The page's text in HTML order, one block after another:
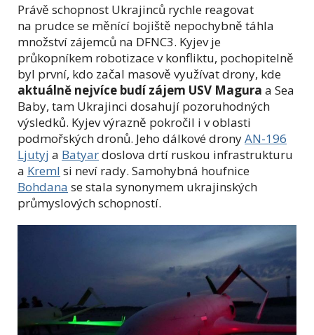
Právě schopnost Ukrajinců rychle reagovat
na prudce se měnící bojiště nepochybně táhla
množství zájemců na DFNC3. Kyjev je
průkopníkem robotizace v konfliktu, pochopitelně
byl první, kdo začal masově využívat drony, kde
aktuálně nejvíce budí zájem USV Magura a Sea
Baby, tam Ukrajinci dosahují pozoruhodných
výsledků. Kyjev výrazně pokročil i v oblasti
podmořských dronů. Jeho dálkové dronyAN-196
Ljutyj a Batyardoslova drtí ruskou infrastrukturu
a Kreml si neví rady. Samohybná houfnice
Bohdana se stala synonymem ukrajinských
průmyslových schopností.